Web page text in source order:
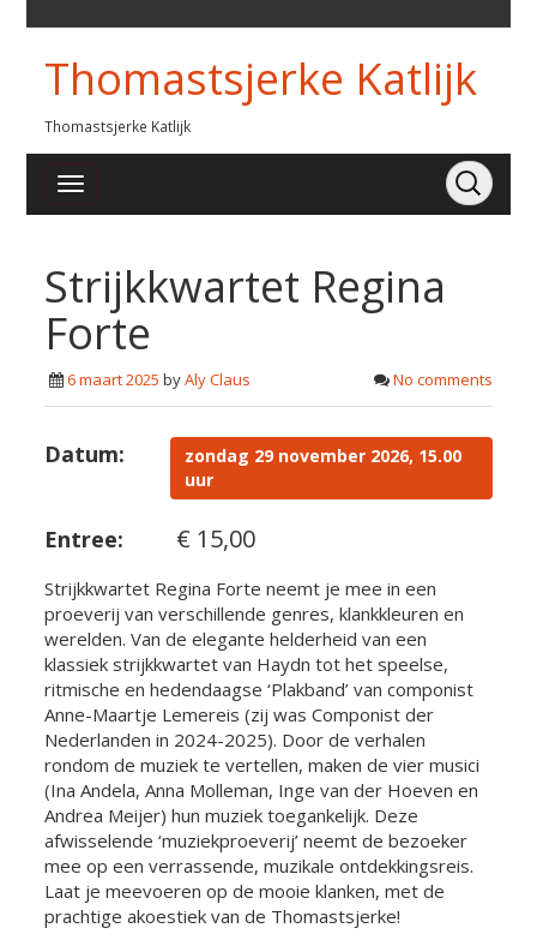
Thomastsjerke Katlijk
Thomastsjerke Katlijk
Strijkkwartet Regina
Forte
6 maart 2025 byAly Claus No comments
Datum:
zondag 29 november 2026, 15.00
uur
Entree: € 15,00
Strijkkwartet Regina Forte neemt je mee in een
proeverij van verschillende genres, klankkleuren en
werelden. Van de elegante helderheid van een
klassiek strijkkwartet van Haydn tot het speelse,
ritmische en hedendaagse ‘Plakband’ van componist
Anne-Maartje Lemereis (zij was Componist der
Nederlanden in 2024-2025). Door de verhalen
rondom de muziek te vertellen, maken de vier musici
(Ina Andela, Anna Molleman, Inge van der Hoeven en
Andrea Meijer) hun muziek toegankelijk. Deze
afwisselende ‘muziekproeverij’ neemt de bezoeker
mee op een verrassende, muzikale ontdekkingsreis.
Laat je meevoeren op de mooie klanken, met de
prachtige akoestiek van de Thomastsjerke!